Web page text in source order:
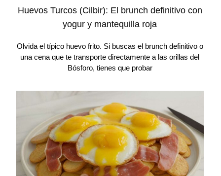
Huevos Turcos (Cilbir): El brunch definitivo con
yogur y mantequilla roja
Olvida el típico huevo frito. Si buscas el brunch definitivo o
una cena que te transporte directamente a las orillas del
Bósforo, tienes que probar